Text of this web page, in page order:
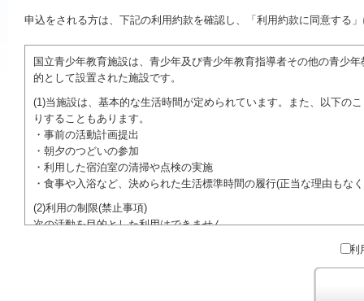
申込をされる方は、下記の利用約款を確認し、「利用約款に同意する
国立青少年教育施設は、青少年及び青少年教育指導者その他の青少
的として設置された施設です。
(1)当施設は、基本的な生活時間が定められています。また、以下の
りすることもあります。
・事前の活動計画提出
・朝夕のつどいの参加
・利用した宿泊室の清掃や点検の実施
・食事や入浴など、決められた生活標準時間の履行(正当な理由も
(2)利用の制限(禁止事項)
次の活動を目的とした利用はできません。
●特定の政党を支持、またはこれに反対するための政治教育その他の
●特定の宗教を支持、またはこれに反対するための宗教教育その他
域での勧誘活動を行ったり、自らの団体の活動をアピールする活動等)
利